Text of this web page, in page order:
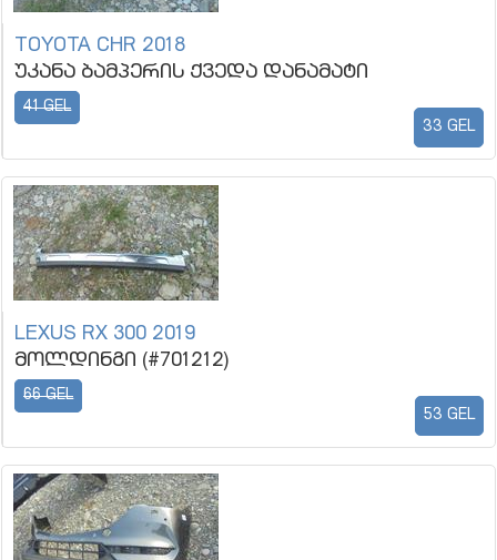
TOYOTA CHR 2018
უკანა ბამპერის ქვედა დანამატი
41 GEL
33 GEL
LEXUS RX 300 2019
მოლდინგი (#701212)
66 GEL
53 GEL